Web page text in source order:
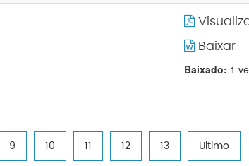
Baixar
Baixado: 1
9 10 11 12 13 Ultimo